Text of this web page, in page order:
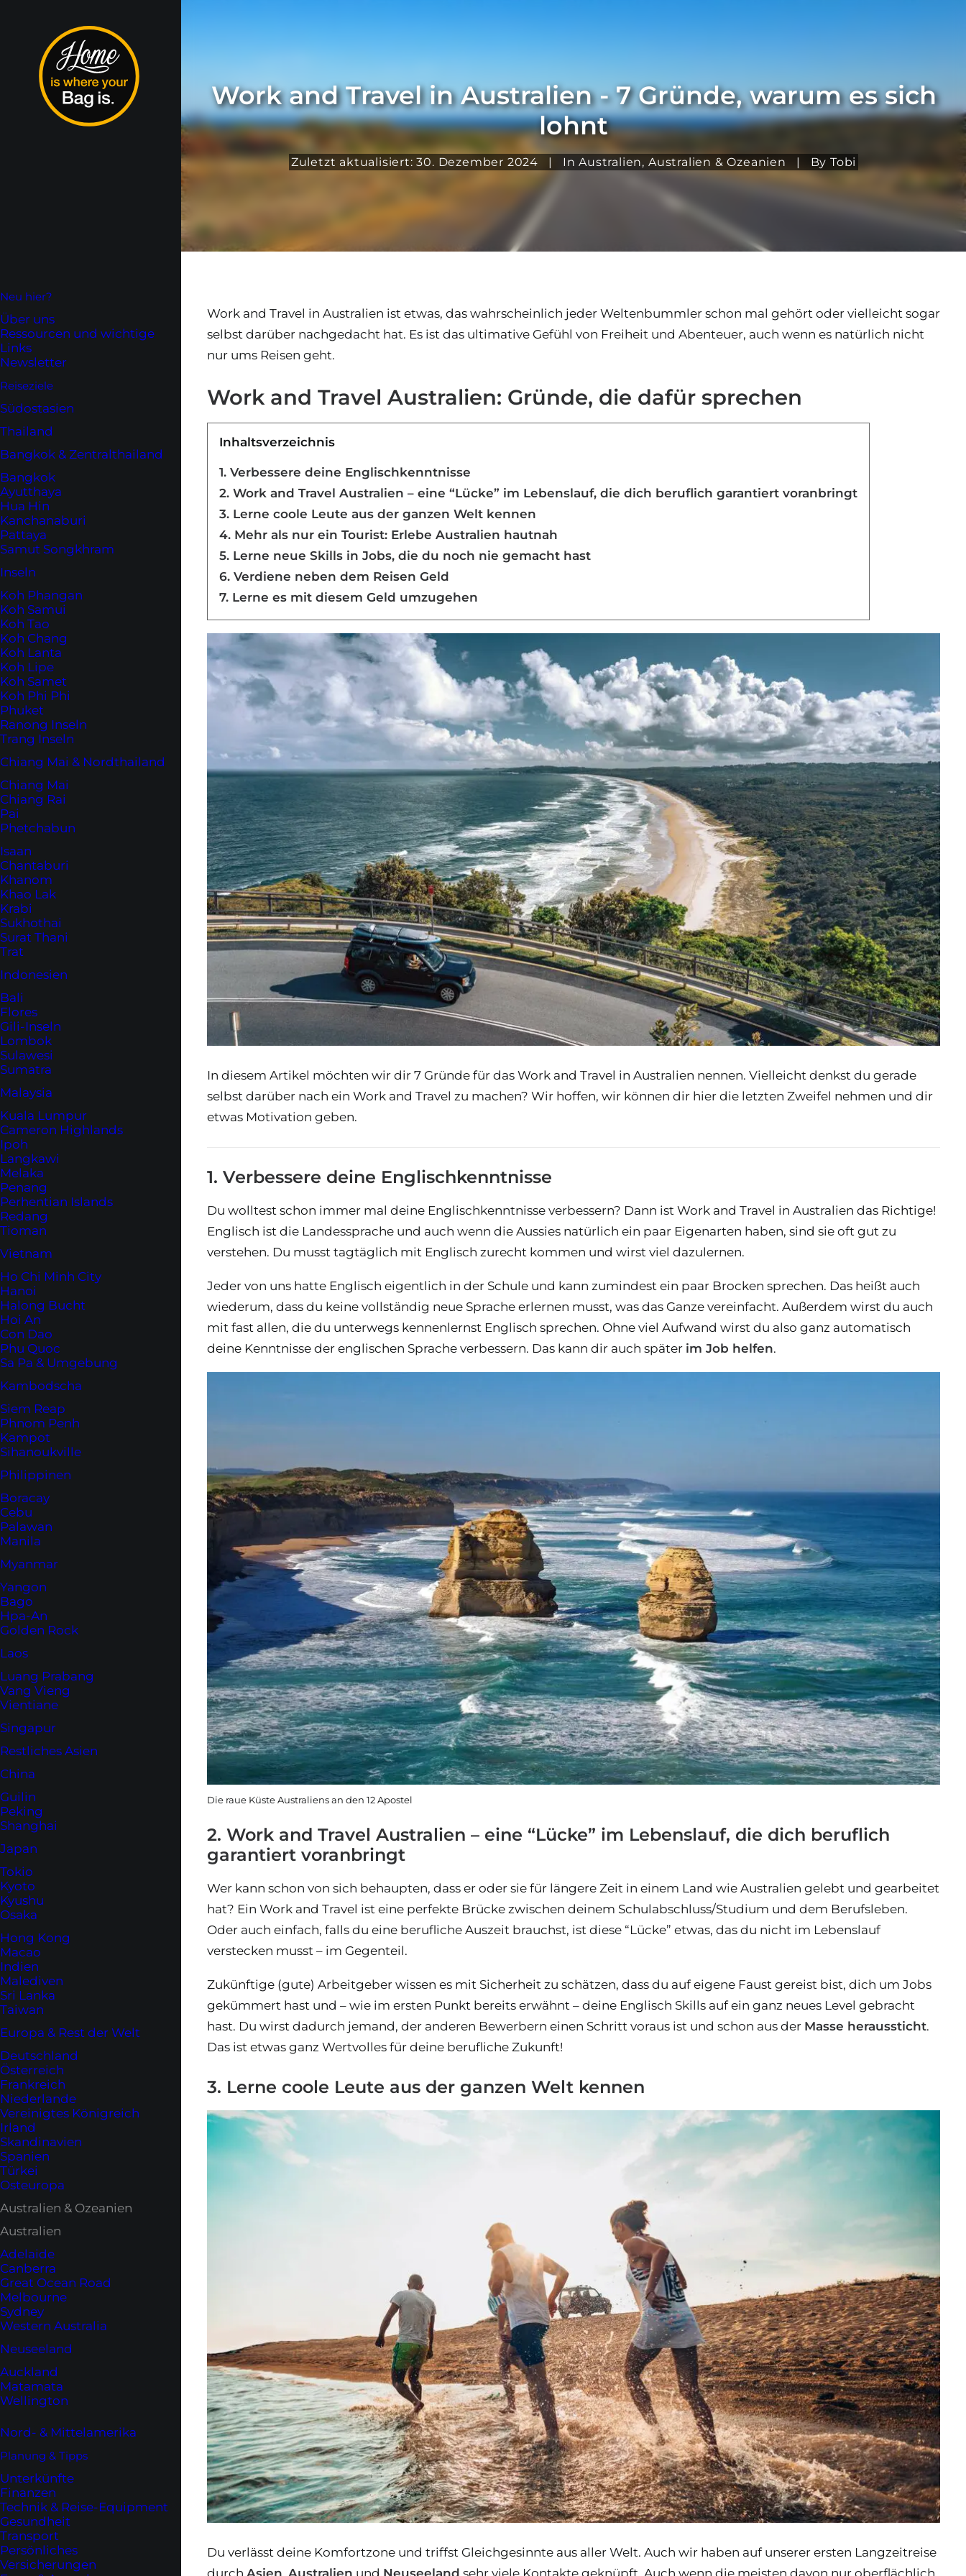
Neu hier?
Über uns
Ressourcen und wichtige
Links
Newsletter
Reiseziele
Südostasien
Thailand
Bangkok & Zentralthailand
Bangkok
Ayutthaya
Hua Hin
Kanchanaburi
Pattaya
Samut Songkhram
Inseln
Koh Phangan
Koh Samui
Koh Tao
Koh Chang
Koh Lanta
Koh Lipe
Koh Samet
Koh Phi Phi
Phuket
Ranong Inseln
Trang Inseln
Chiang Mai & Nordthailand
Chiang Mai
Chiang Rai
Pai
Phetchabun
Isaan
Chantaburi
Khanom
Khao Lak
Krabi
Sukhothai
Surat Thani
Trat
Indonesien
Bali
Flores
Gili-Inseln
Lombok
Sulawesi
Sumatra
Malaysia
Kuala Lumpur
Cameron Highlands
Ipoh
Langkawi
Melaka
Penang
Perhentian Islands
Redang
Tioman
Vietnam
Ho Chi Minh City
Hanoi
Halong Bucht
Hoi An
Con Dao
Phu Quoc
Sa Pa & Umgebung
Kambodscha
Siem Reap
Phnom Penh
Kampot
Sihanoukville
Philippinen
Boracay
Cebu
Palawan
Manila
Myanmar
Yangon
Bago
Hpa-An
Golden Rock
Laos
Luang Prabang
Vang Vieng
Vientiane
Singapur
Restliches Asien
China
Guilin
Peking
Shanghai
Japan
Tokio
Kyoto
Kyushu
Osaka
Hong Kong
Macao
Indien
Malediven
Sri Lanka
Taiwan
Europa & Rest der Welt
Deutschland
Österreich
Frankreich
Niederlande
Vereinigtes Königreich
Irland
Skandinavien
Spanien
Türkei
Osteuropa
Australien & Ozeanien
Australien
Adelaide
Canberra
Great Ocean Road
Melbourne
Sydney
Western Australia
Neuseeland
Auckland
Matamata
Wellington
Nord- & Mittelamerika
Planung & Tipps
Unterkünfte
Finanzen
Technik & Reise-Equipment
Gesundheit
Transport
Persönliches
Versicherungen
Work and Travel in Australien - 7 Gründe, warum es sich
lohnt
Zuletzt aktualisiert: 30. Dezember 2024 | InAustralien, Australien & Ozeanien | By Tobi
Work and Travel in Australien ist etwas, das wahrscheinlich jeder Weltenbummler schon mal gehört oder vielleicht sogar
selbst darüber nachgedacht hat. Es ist das ultimative Gefühl von Freiheit und Abenteuer, auch wenn es natürlich nicht
nur ums Reisen geht.
Work and Travel Australien: Gründe, die dafür sprechen
Inhaltsverzeichnis
1. Verbessere deine Englischkenntnisse
2. Work and Travel Australien – eine “Lücke” im Lebenslauf, die dich beruflich garantiert voranbringt
3. Lerne coole Leute aus der ganzen Welt kennen
4. Mehr als nur ein Tourist: Erlebe Australien hautnah
5. Lerne neue Skills in Jobs, die du noch nie gemacht hast
6. Verdiene neben dem Reisen Geld
7. Lerne es mit diesem Geld umzugehen
In diesem Artikel möchten wir dir 7 Gründe für das Work and Travel in Australien nennen. Vielleicht denkst du gerade
selbst darüber nach ein Work and Travel zu machen? Wir hoffen, wir können dir hier die letzten Zweifel nehmen und dir
etwas Motivation geben.
1. Verbessere deine Englischkenntnisse
Du wolltest schon immer mal deine Englischkenntnisse verbessern? Dann ist Work and Travel in Australien das Richtige!
Englisch ist die Landessprache und auch wenn die Aussies natürlich ein paar Eigenarten haben, sind sie oft gut zu
verstehen. Du musst tagtäglich mit Englisch zurecht kommen und wirst viel dazulernen.
Jeder von uns hatte Englisch eigentlich in der Schule und kann zumindest ein paar Brocken sprechen. Das heißt auch
wiederum, dass du keine vollständig neue Sprache erlernen musst, was das Ganze vereinfacht. Außerdem wirst du auch
mit fast allen, die du unterwegs kennenlernst Englisch sprechen. Ohne viel Aufwand wirst du also ganz automatisch
deine Kenntnisse der englischen Sprache verbessern. Das kann dir auch später im Job helfen.
Die raue Küste Australiens an den 12 Apostel
2. Work and Travel Australien – eine “Lücke” im Lebenslauf, die dich beruflich
garantiert voranbringt
Wer kann schon von sich behaupten, dass er oder sie für längere Zeit in einem Land wie Australien gelebt und gearbeitet
hat? Ein Work and Travel ist eine perfekte Brücke zwischen deinem Schulabschluss/Studium und dem Berufsleben.
Oder auch einfach, falls du eine berufliche Auszeit brauchst, ist diese “Lücke” etwas, das du nicht im Lebenslauf
verstecken musst – im Gegenteil.
Zukünftige (gute) Arbeitgeber wissen es mit Sicherheit zu schätzen, dass du auf eigene Faust gereist bist, dich um Jobs
gekümmert hast und – wie im ersten Punkt bereits erwähnt – deine Englisch Skills auf ein ganz neues Level gebracht
hast. Du wirst dadurch jemand, der anderen Bewerbern einen Schritt voraus ist und schon aus der Masse heraussticht.
Das ist etwas ganz Wertvolles für deine berufliche Zukunft!
3. Lerne coole Leute aus der ganzen Welt kennen
Du verlässt deine Komfortzone und triffst Gleichgesinnte aus aller Welt. Auch wir haben auf unserer ersten Langzeitreise
durch Asien Australien und Neuseeland sehr viele Kontakte geknüpft. Auch wenn die meisten davon nur oberflächlich